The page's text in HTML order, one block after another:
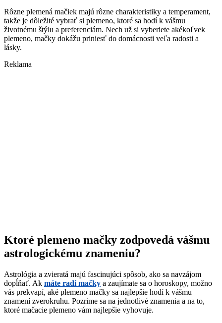
Rôzne plemená mačiek majú rôzne charakteristiky a temperament,
takže je dôležité vybrať si plemeno, ktoré sa hodí k vášmu
životnému štýlu a preferenciám. Nech už si vyberiete akékoľvek
plemeno, mačky dokážu priniesť do domácnosti veľa radosti a
lásky.
Reklama
Ktoré plemeno mačky zodpovedá vášmu
astrologickému znameniu?
Astrológia a zvieratá majú fascinujúci spôsob, ako sa navzájom
dopĺňať. Ak máte radi mačky a zaujímate sa o horoskopy, možno
vás prekvapí, aké plemeno mačky sa najlepšie hodí k vášmu
znamení zverokruhu. Pozrime sa na jednotlivé znamenia a na to,
ktoré mačacie plemeno vám najlepšie vyhovuje.